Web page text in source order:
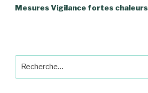
suivant
Mesures Vigilance fortes chaleurs